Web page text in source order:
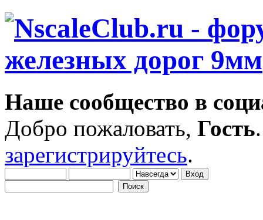
Наше сообщество в
Добро пожаловать, Гость
зарегистрируйтесь.